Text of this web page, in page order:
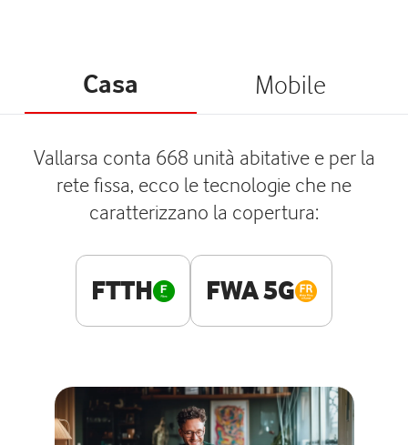
Casa Mobile
Vallarsa conta 668 unità abitative e per la
rete fissa, ecco le tecnologie che ne
caratterizzano la copertura:
FTTH FWA 5G